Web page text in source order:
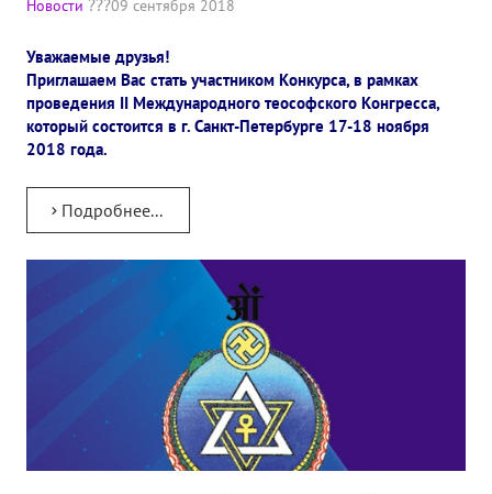
✔️ Заказать книги/журналы
Международный научно-исследовательский Центр, им. Е.П.
Международное теософское издательство «Альбатрос»
Межрегиональные теософские семинары России. Теософский
Международный художественный Конкурс, посвященный
Международный поэтический Конкурс «Елене Петровне
Международный музыкальный Конкурс, посвященный Елене
Выставка «Книжная экспедиция»
Авторское кино Олега Мартынова
Новости 09 сентября 2018
Уважаемые друзья!
Приглашаем Вас стать участником Конкурса, в рамках
проведения II Международного теософского Конгресса,
который состоится в г. Санкт-Петербурге 17-18 ноября
2018 года.
Подробнее...